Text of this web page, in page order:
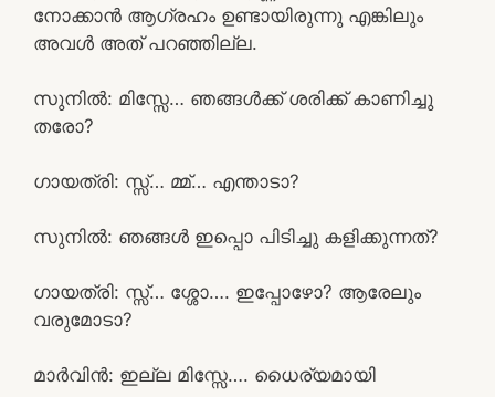
നോക്കാൻ ആഗ്രഹം ഉണ്ടായിരുന്നു എങ്കിലും
അവൾ അത് പറഞ്ഞില്ല.
സുനിൽ: മിസ്സേ… ഞങ്ങൾക്ക് ശരിക്ക് കാണിച്ചു
തരോ?
ഗായത്രി: സ്സ്‌… മ്മ്… എന്താടാ?
സുനിൽ: ഞങ്ങൾ ഇപ്പൊ പിടിച്ചു കളിക്കുന്നത്?
ഗായത്രി: സ്സ്‌… ശ്ശോ…. ഇപ്പോഴോ? ആരേലും
വരുമോടാ?
മാർവിൻ: ഇല്ല മിസ്സേ…. ധൈര്യമായി